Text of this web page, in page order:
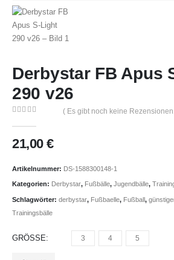
Derbystar FB Apus
290 v26
( Es gibt noch keine
21,00€
Artikelnummer: DS-1588300148-1
Kategorien: Derbystar, Fußbälle, Jugendbälle,
Schlagwörter: derbystar, Fußbaelle, Fußball,
Trainingsbälle
GRÖSSE 3 4 5